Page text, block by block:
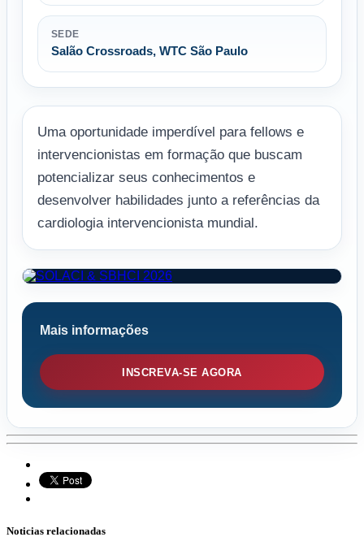
SEDE
Salão Crossroads, WTC São Paulo
Uma oportunidade imperdível para fellows e
intervencionistas em formação que buscam
potencializar seus conhecimentos e
desenvolver habilidades junto a referências da
cardiologia intervencionista mundial.
Mais informações
INSCREVA-SE AGORA
Noticias relacionadas